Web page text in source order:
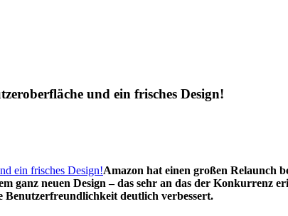
und ein frisches Design!
Amazon hat einen großen Relaunch
ganz neuen Design – das sehr an das der Konkurrenz
Benutzerfreundlichkeit deutlich verbessert.